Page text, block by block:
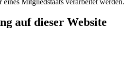
eines Mitgliedstaats verarbeitet werden.
auf dieser Website